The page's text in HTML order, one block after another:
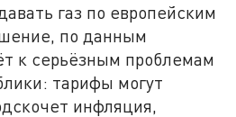
газ по европейским
по данным
к серьёзным проблемам
тарифы могут
инфляция,